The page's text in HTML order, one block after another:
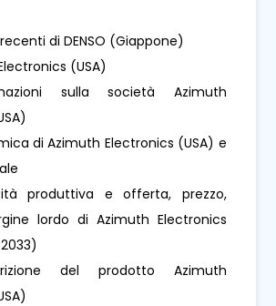
di DENSO (Giappone)
(USA)
sulla società Azimuth
di Azimuth Electronics (USA) e
produttiva e offerta, prezzo,
lordo di Azimuth Electronics
del prodotto Azimuth